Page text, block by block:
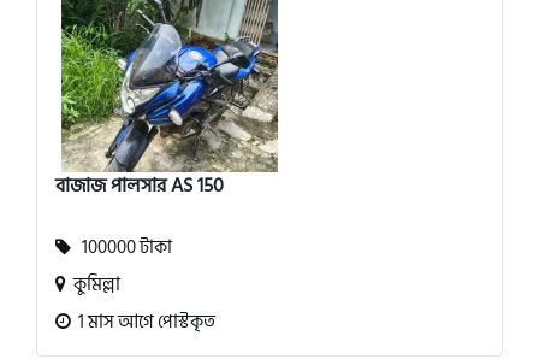
বাজাজ পালসার AS 150
100000 টাকা
কুমিল্লা
1 মাস আগে পোস্টকৃত